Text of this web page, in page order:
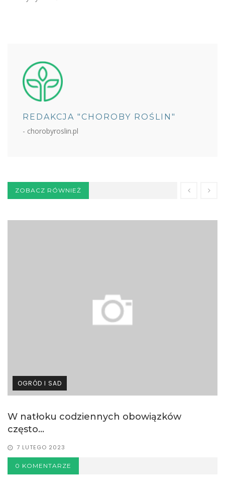
REDAKCJA "CHOROBY ROŚLIN"
- chorobyroslin.pl
ZOBACZ RÓWNIEŻ
OGRÓD I SAD
W natłoku codziennych obowiązków
często...
7 LUTEGO 2023
0 KOMENTARZE